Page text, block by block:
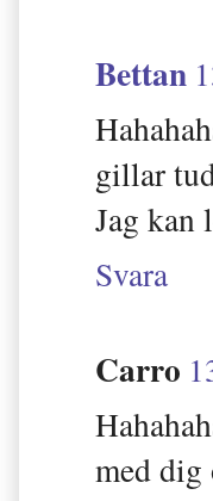
Bettan
gillar
Jag kan
Svara
Carro
med dig